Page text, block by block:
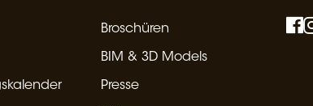
Broschüren
BIM & 3D Models
Presse